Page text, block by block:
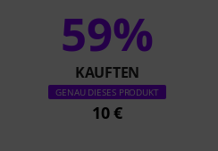
59%
KAUFTEN
GENAU DIESES PRODUKT
10 €